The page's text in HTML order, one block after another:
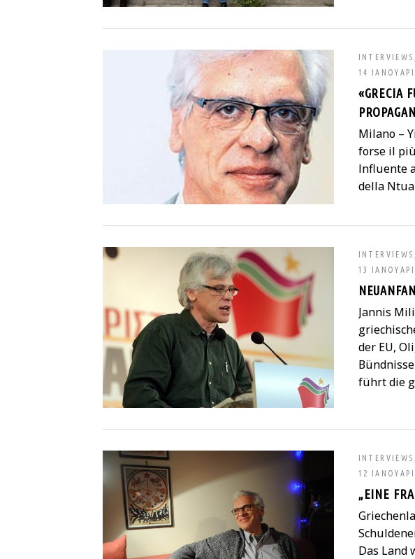
INTERVIEWS
14
«GRECIA
Milano –
forse il
Influente
della
INTERVIEWS
13
Jannis
der EU,
führt die
INTERVIEWS
12
„EINE
Das Land